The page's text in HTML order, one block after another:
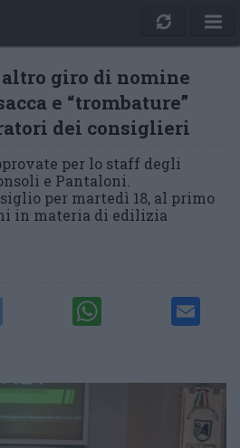
altro giro di nomine
e “trombature”
dei consiglieri
per lo staff degli
e Pantaloni.
per martedì 18, al primo
in materia di edilizia